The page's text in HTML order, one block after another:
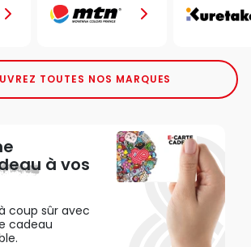
TOUTES NOS MARQUES
à vos
coup sûr avec
cadeau